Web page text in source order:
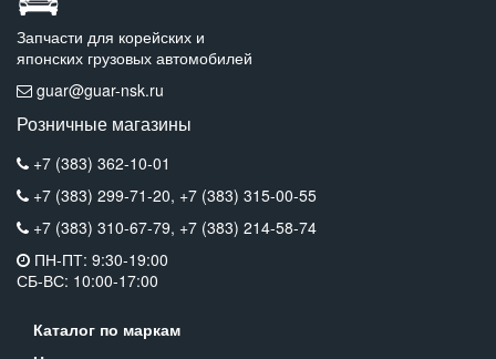
Запчасти для корейских и
японских грузовых автомобилей
guar@guar-nsk.ru
Розничные магазины
+7 (383) 362-10-01
+7 (383) 299-71-20, +7 (383) 315-00-55
+7 (383) 310-67-79, +7 (383) 214-58-74
ПН-ПТ: 9:30-19:00
СБ-ВС: 10:00-17:00
Каталог по маркам